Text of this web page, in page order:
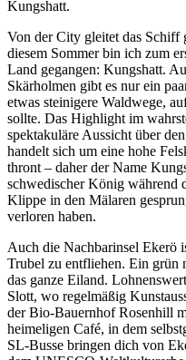
Kungshatt.
Von der City gleitet das Schiff
diesem Sommer bin ich zum
Land gegangen: Kungshatt.
Skärholmen gibt es nur ein
etwas steinigere Waldwege,
sollte. Das Highlight im
spektakuläre Aussicht über
handelt sich um eine hohe
thront – daher der Name
schwedischer König während
Klippe in den Mälaren
verloren haben.
Auch die Nachbarinsel Ekerö
Trubel zu entfliehen. Ein grün
das ganze Eiland.
Slott, wo regelmäßig
der Bio-Bauernhof Rosenhill
heimeligen Café, in dem
SL-Busse bringen dich von